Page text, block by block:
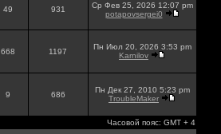
49 931
Ср Фев 25, 2026 12:07 pm
potapovsergei0
668 1197
Пн Июл 20, 2026 3:53 pm
Karnilov
9 686
Пн Дек 27, 2010 5:23 pm
TroubleMaker
Часовой пояс: GMT + 4